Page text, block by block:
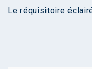
Le réquisitoire